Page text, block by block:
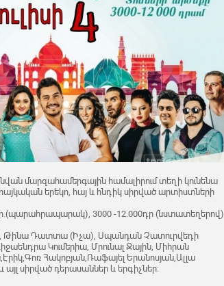
մարզահամերգային համալիրում տեղի կունենա
երեկո, հայ և հնդիկ սիրված արտիստների
3000 -12.000դր (նստատեղերով)
Թինա Դատտա (Իչա), Սպանդան Չատուրվեդի
Կումերիա, Մրունալ Ջային, Միհրան
Հակոբյան,Ռաֆայել Երանոսյան,Ալլա
սիրված դերասաններ և երգիչներ: